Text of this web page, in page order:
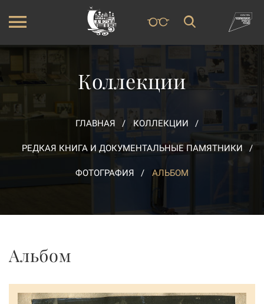
Коллекции
ГЛАВНАЯ КОЛЛЕКЦИИ
РЕДКАЯ КНИГА И ДОКУМЕНТАЛЬНЫЕ ПАМЯТНИКИ
ФОТОГРАФИЯ АЛЬБОМ
Альбом